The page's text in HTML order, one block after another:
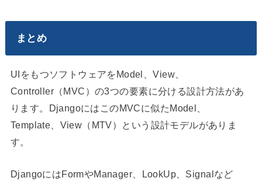
まとめ
UIをもつソフトウェアをModel、View、
Controller（MVC）の3つの要素に分ける設計方法があ
ります。DjangoにはこのMVCに似たModel、
Template、View（MTV）という設計モデルがありま
す。
DjangoにはFormやManager、LookUp、Signalなど